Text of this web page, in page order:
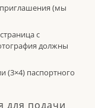
(мы
с
должны
(3×4) паспортного
для подачи